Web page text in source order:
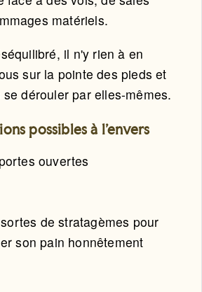
matériels.
il n'y rien à en
sur la pointe des pieds et
dérouler par elles-mêmes.
possibles à l'envers
ouvertes
de stratagèmes pour
son pain honnêtement